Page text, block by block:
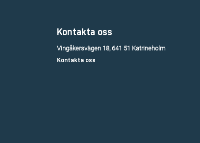
Kontakta oss
Vingåkersvägen 18, 641 51 Katrineholm
Kontakta oss